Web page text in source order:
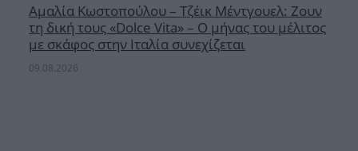
Αμαλία Κωστοπούλου – Τζέικ Μέντγουελ: Ζουν
τη δική τους «Dolce Vita» – Ο μήνας του μέλιτος
με σκάφος στην Ιταλία συνεχίζεται
09.08.2026